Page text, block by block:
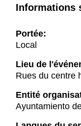
Informations
Portée:
Local
Lieu de
Rues du centre
Entité
Ayuntamiento